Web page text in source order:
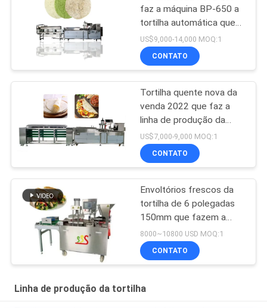
faz a máquina BP-650 a
tortilha automática que
faz a máquina
US$9,000-14,000 MOQ:1
CONTATO
Tortilha quente nova da
venda 2022 que faz a
linha de produção da
tortilha da máquina BP-
550
US$7,000-9,000 MOQ:1
CONTATO
Envoltórios frescos da
tortilha de 6 polegadas
150mm que fazem a
máquina completamente
automática
8000~10800 USD MOQ:1
CONTATO
Linha de produção da tortilha